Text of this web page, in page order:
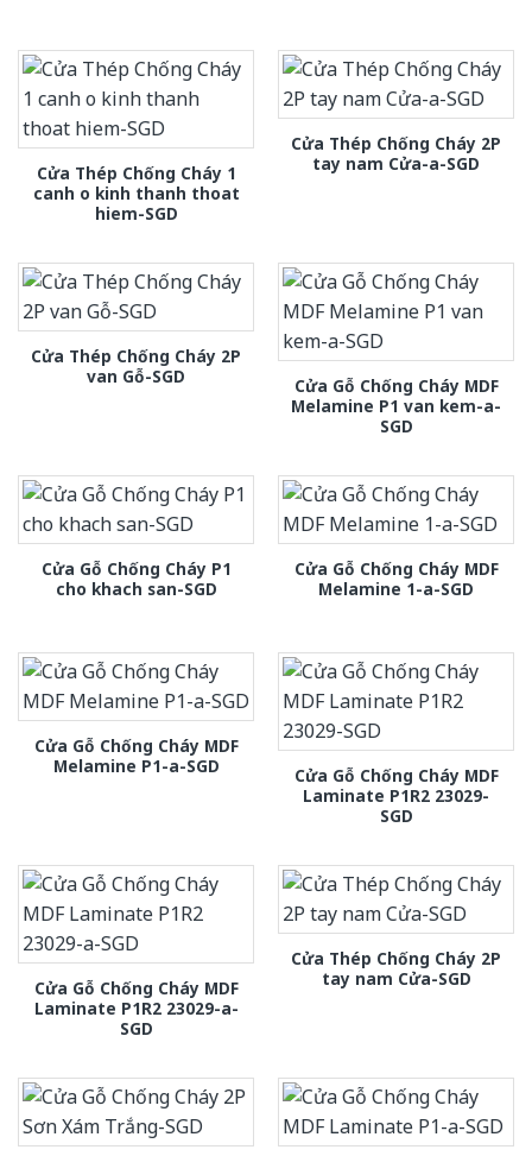
Cửa Thép Chống Cháy 1
canh o kinh thanh thoat
hiem-SGD
Cửa Thép Chống Cháy 2P
tay nam Cửa-a-SGD
Cửa Thép Chống Cháy 2P
van Gỗ-SGD
Cửa Gỗ Chống Cháy MDF
Melamine P1 van kem-a-
SGD
Cửa Gỗ Chống Cháy P1
cho khach san-SGD
Cửa Gỗ Chống Cháy MDF
Melamine 1-a-SGD
Cửa Gỗ Chống Cháy MDF
Melamine P1-a-SGD
Cửa Gỗ Chống Cháy MDF
Laminate P1R2 23029-
SGD
Cửa Gỗ Chống Cháy MDF
Laminate P1R2 23029-a-
SGD
Cửa Thép Chống Cháy 2P
tay nam Cửa-SGD